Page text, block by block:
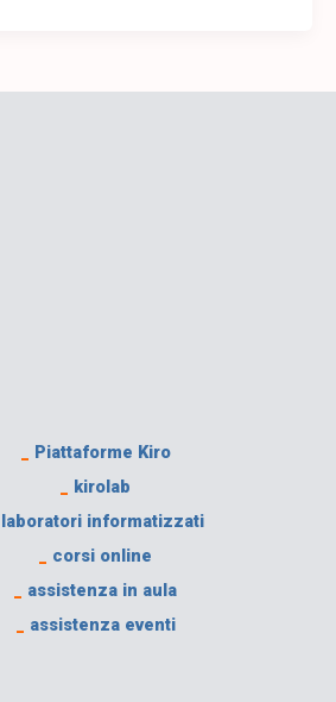
Piattaforme Kiro
kirolab
laboratori informatizzati
corsi online
assistenza in aula
assistenza eventi